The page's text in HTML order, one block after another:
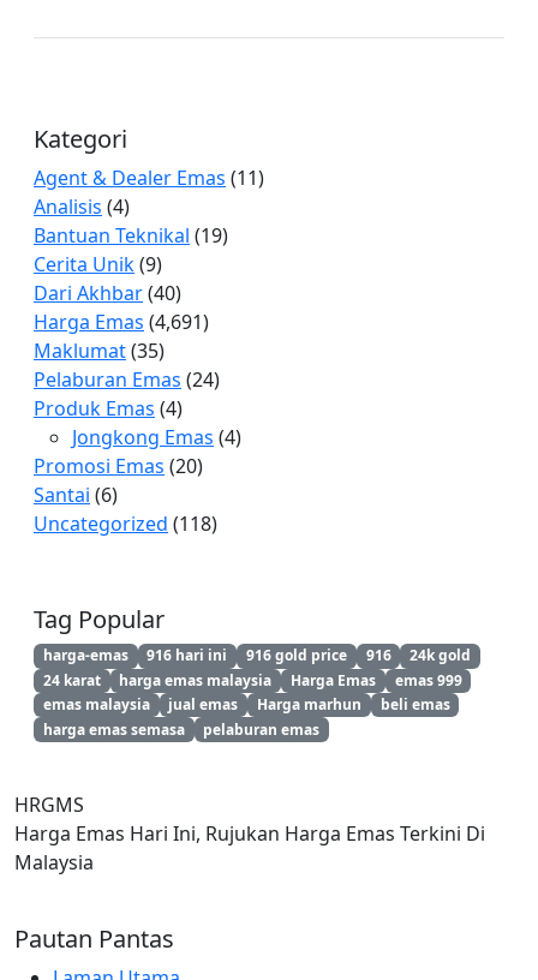
Kategori
Agent & Dealer Emas (11)
Analisis (4)
Bantuan Teknikal (19)
Cerita Unik(9)
Dari Akhbar(40)
Harga Emas (4,691)
Maklumat(35)
Pelaburan Emas (24)
Produk Emas (4)
Jongkong Emas (4)
Promosi Emas (20)
Santai (6)
Uncategorized (118)
Tag Popular
harga-emas 916 hari ini 916 gold price 916
24k gold
24 karat
harga emas malaysia Harga Emas
emas 999
emas malaysia
jual emas Harga marhun
beli emas
harga emas semasa
pelaburan emas
HRGMS
Harga Emas Hari Ini, Rujukan Harga Emas Terkini Di
Malaysia
Pautan Pantas